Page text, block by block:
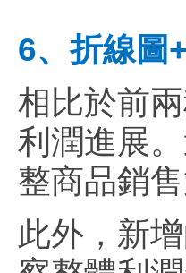
6、折線圖
相比於前
利潤進展
整商品銷售
此外，新